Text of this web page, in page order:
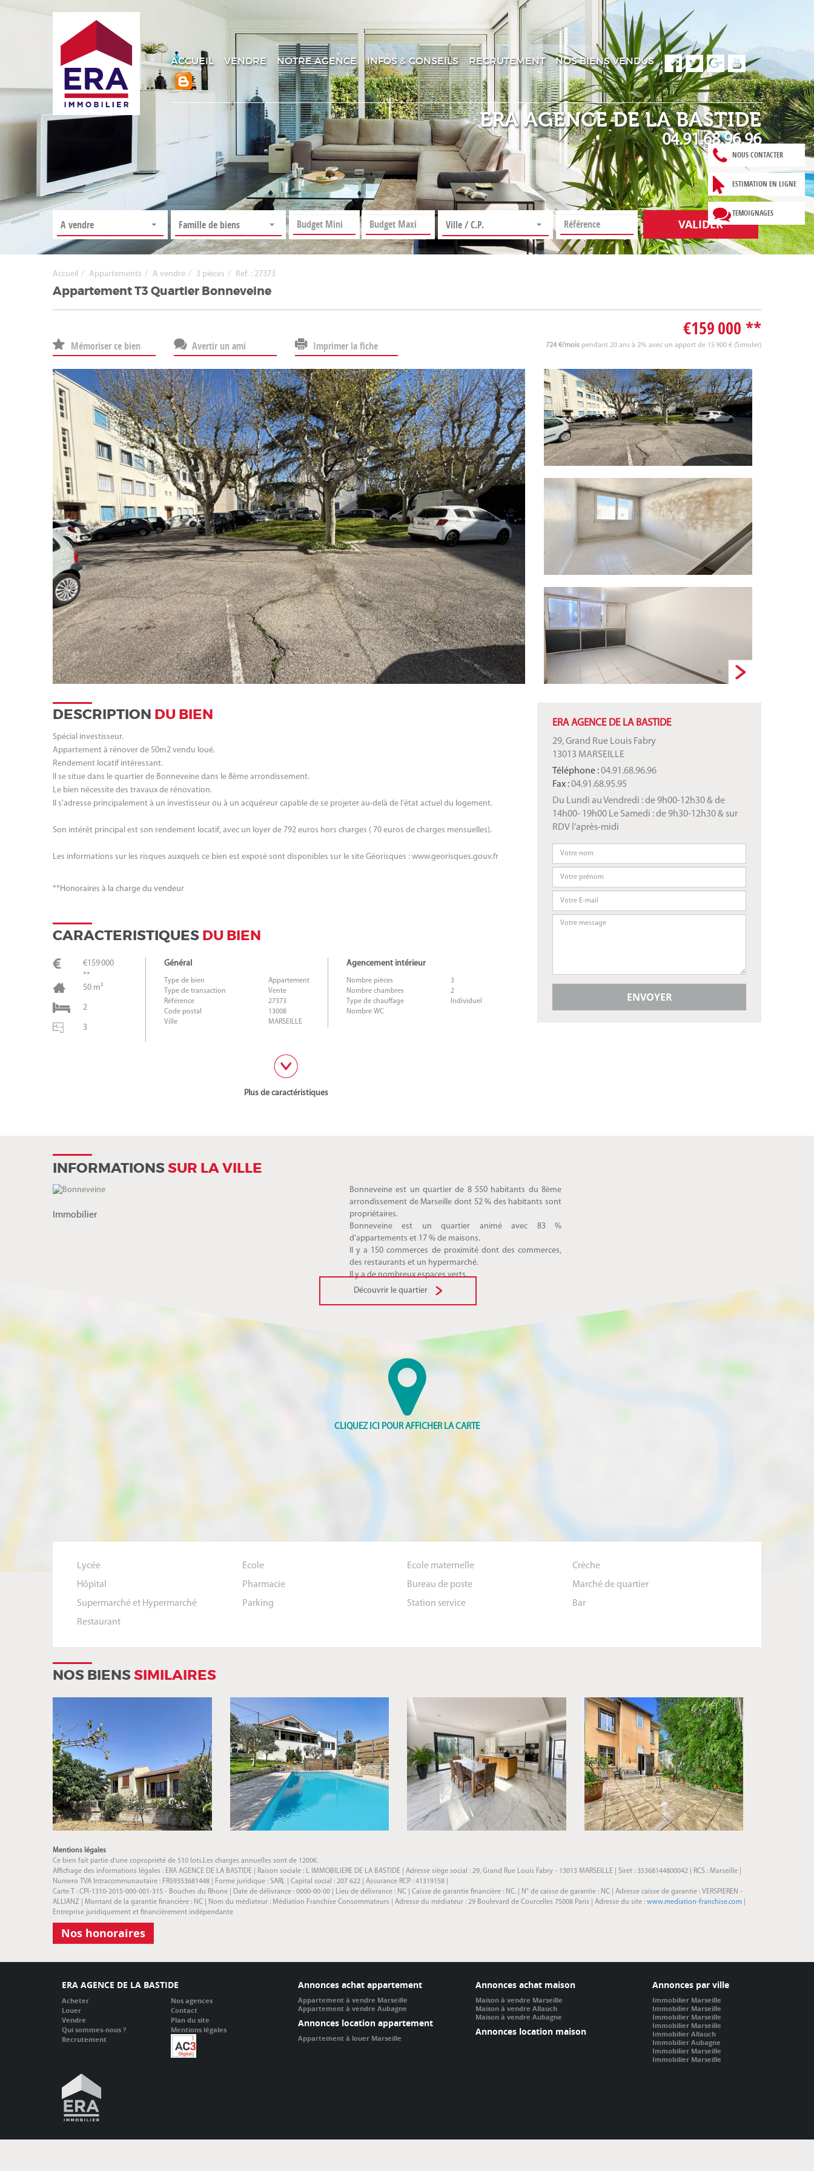
NOUS CONTACTER
ESTIMATION EN LIGNE
TEMOIGNAGES
ACCUEIL VENDRE NOTRE AGENCE INFOS & CONSEILS RECRUTEMENT NOS BIENS VENDUS
ERA AGENCE DE LA BASTIDE
04.91.68.96.96
A vendre Famille de biens Ville / C.P. VALIDER
Accueil Appartements A vendre 3 pièces Ref. : 27373
Appartement T3 Quartier Bonneveine
Mémoriser ce bien Avertir un ami Imprimer la fiche
€159 000 **
724 €/mois pendant 20 ans à 2% avec un apport de 15 900 € (Simuler)
DESCRIPTION DU BIEN
Spécial investisseur.
Appartement à rénover de 50m2 vendu loué.
Rendement locatif intéressant.
Il se situe dans le quartier de Bonneveine dans le 8ème arrondissement.
Le bien nécessite des travaux de rénovation.
Il s'adresse principalement à un investisseur ou à un acquéreur capable de se projeter au-delà de l'état actuel du logement.
Son intérêt principal est son rendement locatif, avec un loyer de 792 euros hors charges ( 70 euros de charges mensuelles).
Les informations sur les risques auxquels ce bien est exposé sont disponibles sur le site Géorisques : www.georisques.gouv.fr
**Honoraires à la charge du vendeur
CARACTERISTIQUES DU BIEN
€159 000
**
50 m²
2
3
Général
Type de bien
Appartement
Type de transaction
Vente
Référence
27373
Code postal
13008
Ville
MARSEILLE
Agencement intérieur
Nombre pièces
3
Nombre chambres
2
Type de chauffage
Individuel
Nombre WC
Plus de caractéristiques
ERA AGENCE DE LA BASTIDE
29, Grand Rue Louis Fabry
13013 MARSEILLE
Téléphone :04.91.68.96.96
Fax :04.91.68.95.95
Du Lundi au Vendredi : de 9h00-12h30 & de
14h00- 19h00 Le Samedi : de 9h30-12h30 & sur
RDV l'après-midi
INFORMATIONSSUR LA VILLE
Immobilier
Bonneveine est un quartier de 8 550 habitants du 8ème
arrondissement de Marseille dont 52 % des habitants sont
propriétaires.
Bonneveine est un quartier animé avec 83 %
d'appartements et 17 % de maisons.
Il y a 150 commerces de proximité dont des commerces,
des restaurants et un hypermarché.
Il y a de nombreux espaces verts.
Découvrir le quartier
Lycée Ecole Ecole maternelle
Crèche
Hôpital
Pharmacie Bureau de poste
Marché de quartier
Supermarché et Hypermarché
Parking Station service
Bar
Restaurant
NOS BIENSSIMILAIRES
Mentions légales
Ce bien fait partie d'une copropriété de 510 lots.Les charges annuelles sont de 1200€.
Affichage des informations légales : ERA AGENCE DE LA BASTIDE | Raison sociale : L IMMOBILIERE DE LA BASTIDE | Adresse siège social : 29, Grand Rue Louis Fabry - 13013 MARSEILLE | Siret : 35368144800042 | RCS : Marseille |
Numero TVA Intracommunautaire : FR59353681448 | Forme juridique : SARL | Capital social : 207 622 | Assurance RCP : 41319158 |
Carte T : CPI-1310-2015-000-001-315 - Bouches du Rhone | Date de délivrance : 0000-00-00 | Lieu de délivrance : NC | Caisse de garantie financière : NC. | N° de caisse de garantie : NC | Adresse caisse de garantie : VERSPIEREN -
ALLIANZ | Montant de la garantie financière : NC | Nom du médiateur : Médiation Franchise Consommateurs | Adresse du médiateur : 29 Boulevard de Courcelles 75008 Paris | Adresse du site : www.mediation-franchise.com
Entreprise juridiquement et financièrement indépendante
Nos honoraires
ERA AGENCE DE LA BASTIDE
Acheter
Louer
Vendre
Qui sommes-nous ?
Recrutement
Nos agences
Contact
Plan du site
Mentions légales
Annonces achat appartement
Appartement à vendre Marseille
Appartement à vendre Aubagne
Annonces location appartement
Appartement à louer Marseille
Annonces achat maison
Maison à vendre Marseille
Maison à vendre Allauch
Maison à vendre Aubagne
Annonces location maison
Annonces par ville
Immobilier Marseille
Immobilier Marseille
Immobilier Marseille
Immobilier Marseille
Immobilier Allauch
Immobilier Aubagne
Immobilier Marseille
Immobilier Marseille